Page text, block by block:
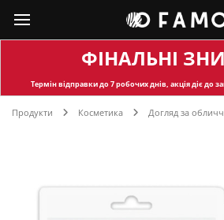
ФІНАЛЬНІ
Термін відправкидо 7 робочих днів, акція діє до
Продукти Косметика Догляд за